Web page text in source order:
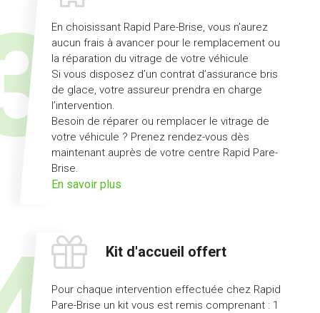
En choisissant Rapid Pare-Brise, vous n’aurez
aucun frais à avancer pour le remplacement ou
la réparation du vitrage de votre véhicule
Si vous disposez d’un contrat d’assurance bris
de glace, votre assureur prendra en charge
l’intervention.
Besoin de réparer ou remplacer le vitrage de
votre véhicule ? Prenez rendez-vous dès
maintenant auprès de votre centre Rapid Pare-
Brise.
En savoir plus
de
Kit d'accueil offert
Pour chaque intervention effectuée chez Rapid
Pare-Brise un kit vous est remis comprenant : 1